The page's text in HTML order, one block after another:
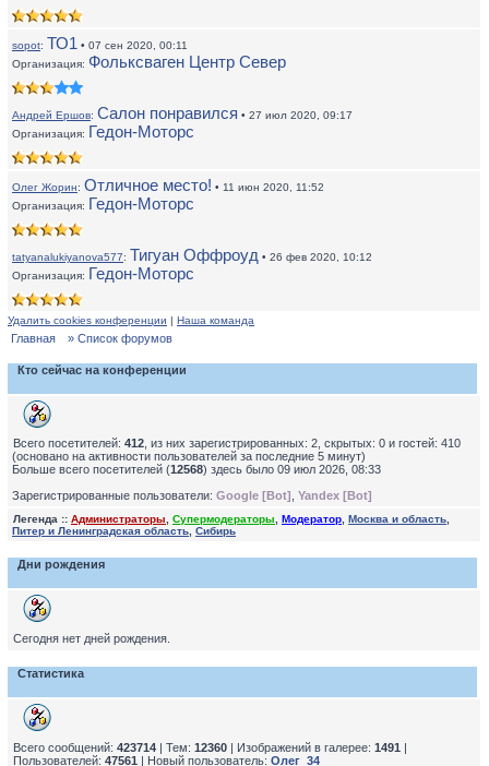
sopot: ТО1 • 07 сен 2020, 00:11
Организация: Фольксваген Центр Север
Андрей Ершов: Салон понравился • 27 июл 2020, 09:17
Организация: Гедон-Моторс
Олег Жорин: Отличное место! • 11 июн 2020, 11:52
Организация: Гедон-Моторс
tatyanalukiyanova577: Тигуан Оффроуд • 26 фев 2020, 10:12
Организация: Гедон-Моторс
Удалить cookies конференции | Наша команда
Главная » Список форумов
Кто сейчас на конференции
Всего посетителей: 412 , из них зарегистрированных: 2, скрытых: 0 и гостей: 410
(основано на активности пользователей за последние 5 минут)
Больше всего посетителей (12568) здесь было 09 июл 2026, 08:33
Зарегистрированные пользователи: Google [Bot] Yandex [Bot]
Легенда :: Администраторы Супермодераторы Модератор Москва и область
Питер и Ленинградская область Сибирь
Дни рождения
Сегодня нет дней рождения.
Статистика
Всего сообщений: 423714 | Тем: 12360 | Изображений в галерее: 1491 |
Пользователей: 47561 | Новый пользователь: Олег_34